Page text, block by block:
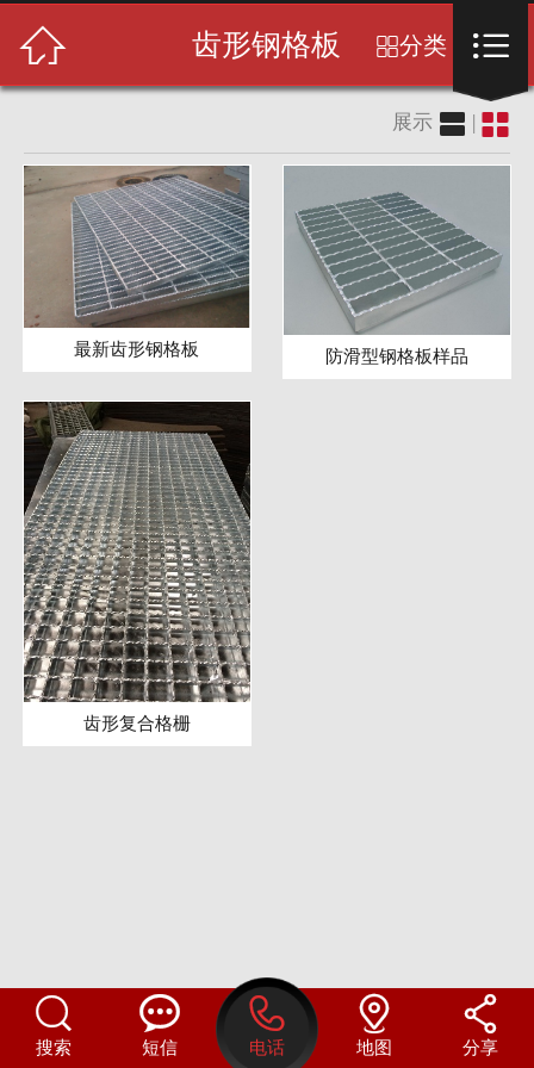
关于我们
产品展示
新闻中心
成功案例
售后服务
 齿形钢格板 分类 
展示  | 
最新齿形钢格板 防滑型钢格板样品
齿形复合格栅

搜索

短信

电话

地图

分享